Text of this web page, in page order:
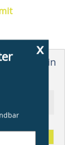
erschien in
UND
x